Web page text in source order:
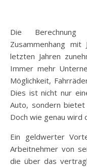
Die Berechnung des geldwerten Vorteils im
Zusammenhang
letzten Jahren
Immer mehr
Möglichkeit,
Dies ist nicht nur
Auto, sondern bietet
Doch wie genau
Ein geldwerter
Arbeitnehmer von
die über das